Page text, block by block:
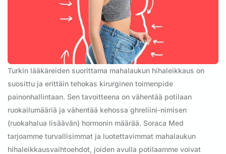
Turkin lääkäreiden suorittama mahalaukun hihaleikkaus on
suosittu ja erittäin tehokas kirurginen toimenpide
painonhallintaan. Sen tavoitteena on vähentää potilaan
ruokailumääriä ja vähentää kehossa ghreliini-nimisen
(ruokahalua lisäävän) hormonin määrää. Soraca Med
tarjoamme turvallisimmat ja luotettavimmat mahalaukun
hihaleikkausvaihtoehdot, joiden avulla potilaamme voivat